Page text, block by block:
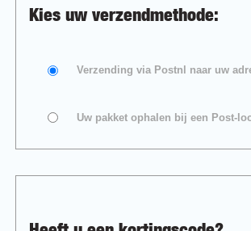
Kies uw verzendmethode:
Verzending via Postnl naar uw
Uw pakket ophalen bij een Post-